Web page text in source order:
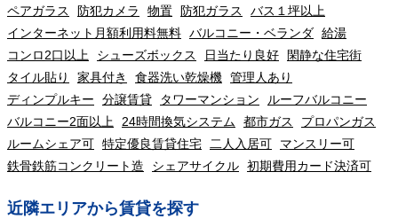
ペアガラス
防犯カメラ 物置 防犯ガラス
バス１坪以上
インターネット月額利用料無料 バルコニー・ベランダ 給湯
コンロ2口以上
シューズボックス 日当たり良好
閑静な住宅街
タイル貼り
家具付き 食器洗い乾燥機 管理人あり
ディンプルキー
分譲賃貸 タワーマンション
ルーフバルコニー
バルコニー2面以上 24時間換気システム 都市ガス
プロパンガス
ルームシェア可 特定優良賃貸住宅 二人入居可
マンスリー可
鉄骨鉄筋コンクリート造
シェアサイクル 初期費用カード決済可
近隣エリアから賃貸を探す